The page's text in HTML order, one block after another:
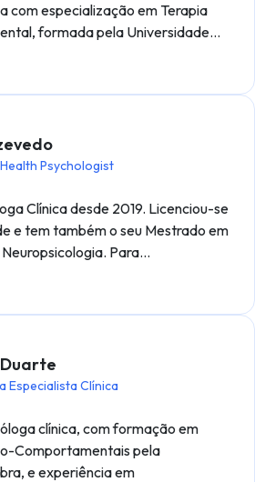
com especialização em Terapia
formada pela Universidade…
Psychologist
Clínica desde 2019. Licenciou-se
e tem também o seu Mestrado em
Para…
Especialista Clínica
clínica, com formação em
Comportamentais pela
e experiência em